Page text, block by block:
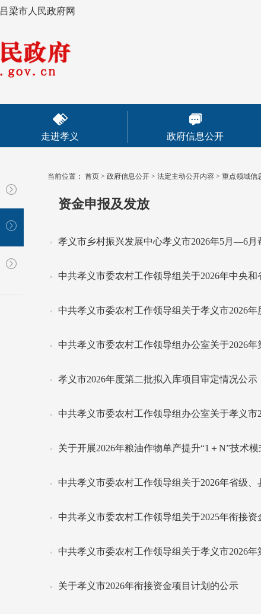
吕梁市人民政府网
走进孝义 政府信息公开
当前位置： 首页 > 政府信息公开 > 法定主动公开内容 > 重点领域信
资金申报及发放
孝义市乡村振兴发展中心孝义市2026年5月—6
中共孝义市委农村工作领导组关于2026年中央
中共孝义市委农村工作领导组关于孝义市2026
中共孝义市委农村工作领导组办公室关于2026
孝义市2026年度第二批拟入库项目审定情况公示
中共孝义市委农村工作领导组办公室关于孝义
关于开展2026年粮油作物单产提升“1＋N”技术
中共孝义市委农村工作领导组关于2026年省级
中共孝义市委农村工作领导组关于2025年衔接
中共孝义市委农村工作领导组关于孝义市2026
关于孝义市2026年衔接资金项目计划的公示